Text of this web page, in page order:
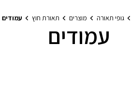
גופי תאורה מוצרים תאורת חוץ עמודים
עמודים